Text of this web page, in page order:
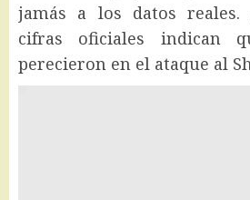
jamás a los datos reales.
cifras oficiales indican
perecieron en el ataque al